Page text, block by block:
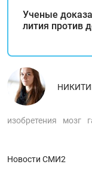
Ученые
лития против
изобретения мозг
Новости СМИ2